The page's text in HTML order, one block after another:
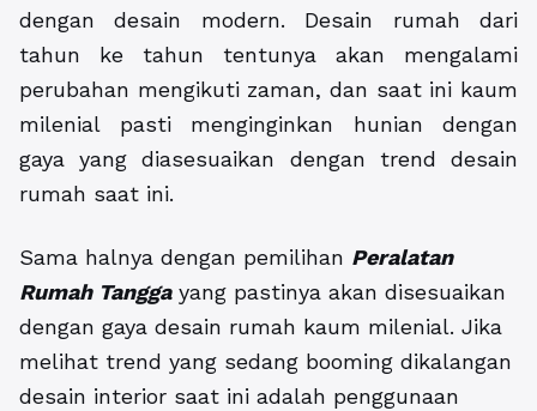
dengan desain modern. Desain rumah dari
tahun ke tahun tentunya akan mengalami
perubahan mengikuti zaman, dan saat ini kaum
milenial pasti menginginkan hunian dengan
gaya yang diasesuaikan dengan trend desain
rumah saat ini.
Sama halnya dengan pemilihan Peralatan
Rumah Tanggayang pastinya akan disesuaikan
dengan gaya desain rumah kaum milenial. Jika
melihat trend yang sedang booming dikalangan
desain interior saat ini adalah penggunaan